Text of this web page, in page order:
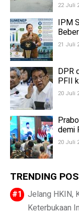
22 Juli
IPM
21 Juli
DPR
PFII
20 Juli
demi
20 Juli
TRENDING
Jelang HKIN,
Keterbukaan